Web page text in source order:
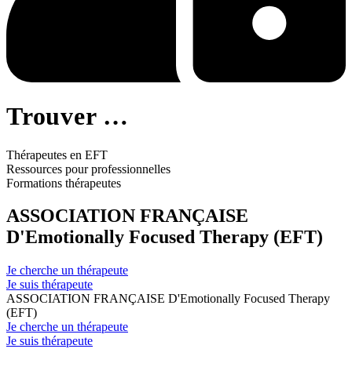
Trouver …
Thérapeutes en EFT
Ressources pour professionnelles
Formations thérapeutes
ASSOCIATION FRANÇAISE
D'Emotionally Focused Therapy (EFT)
Je cherche un thérapeute
Je suis thérapeute
ASSOCIATION FRANÇAISE D'Emotionally Focused Therapy
(EFT)
Je cherche un thérapeute
Je suis thérapeute